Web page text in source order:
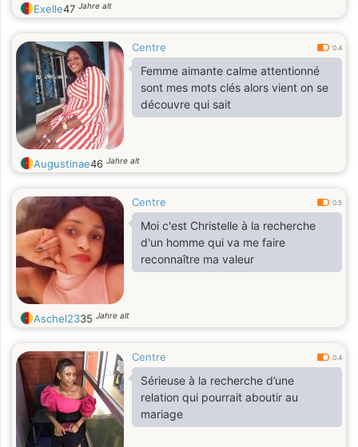
Exelle47 Jahre alt
Centre 0.4
Femme aimante calme attentionné
sont mes mots clés alors vient on se
découvre qui sait
Augustinae46 Jahre alt
Centre 0.5
Moi c'est Christelle à la recherche
d'un homme qui va me faire
reconnaître ma valeur
Aschel2335 Jahre alt
Centre 0.4
Sérieuse à la recherche d’une
relation qui pourrait aboutir au
mariage